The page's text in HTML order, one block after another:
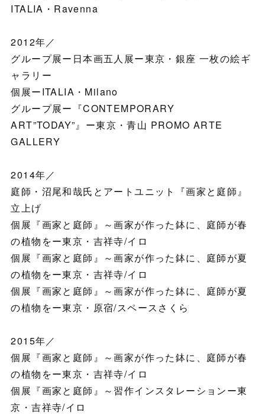
ITALIA・Ravenna
2012年／
グループ展ー日本画五人展ー東京・銀座 一枚の絵ギ
ャラリー
個展ーITALIA・Milano
グループ展ー『CONTEMPORARY
ART”TODAY”』ー東京・青山 PROMO ARTE
GALLERY
2014年／
庭師・沼尾和哉氏とアートユニット『画家と庭師』
立上げ
個展『画家と庭師』～画家が作った鉢に、庭師が春
の植物をー東京・吉祥寺/イロ
個展『画家と庭師』～画家が作った鉢に、庭師が夏
の植物をー東京・吉祥寺/イロ
個展『画家と庭師』～画家が作った鉢に、庭師が夏
の植物をー東京・原宿/スペースさくら
2015年／
個展『画家と庭師』～画家が作った鉢に、庭師が春
の植物をー東京・吉祥寺/イロ
個展『画家と庭師』～習作インスタレーションー東
京・吉祥寺/イロ